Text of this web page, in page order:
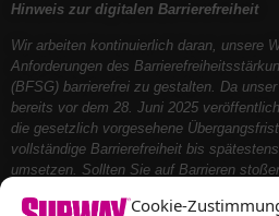
Cookie-
Hinweis zur digitalen Barrierefreiheit
Wir arbeiten kontinuierlich daran, unsere
Anforderungen des
(BFSG) barrierefrei zu gestalten. Da
bereits vor dem 28. Juni 2025
die gesetzlich vorgesehene
vollständige Barrierefreiheit bis
umsetzen. Sollten Sie auf Barrieren
helfen Ihnen gerne weiter.